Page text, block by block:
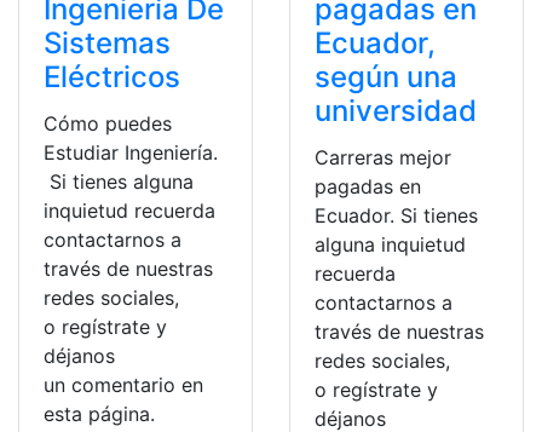
Ingeniería De
Sistemas
Eléctricos
Cómo puedes
Estudiar Ingeniería.
Si tienes alguna
inquietud recuerda
contactarnos a
través de nuestras
redes sociales,
o regístrate y
déjanos
un comentario en
esta página.
pagadas en
Ecuador,
según una
universidad
Carreras mejor
pagadas en
Ecuador. Si tienes
alguna inquietud
recuerda
contactarnos a
través de nuestras
redes sociales,
o regístrate y
déjanos